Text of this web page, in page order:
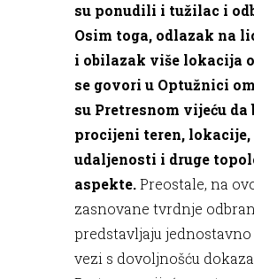
su ponudili i tužilac i
Osim toga, odlazak na
i obilazak više lokacija
se govori u Optužnici
su Pretresnom vijeću da
procijeni teren, lokacije,
udaljenosti i druge
aspekte.Preostale, na
zasnovane tvrdnje
predstavljaju
vezi s dovoljnošću